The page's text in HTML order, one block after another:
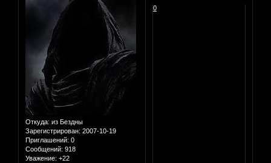
Откуда: из Бездны
Зарегистрирован: 2007-10-19
Приглашений: 0
Сообщений: 918
Уважение: +22
0